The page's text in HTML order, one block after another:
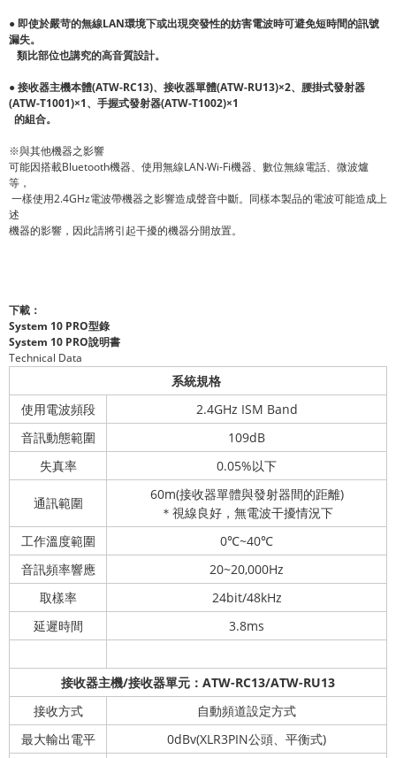
● 即使於嚴苛的無線LAN環境下或出現突發性的妨害電波時可避免短時間的訊號
漏失。
類比部位也講究的高音質設計。
● 接收器主機本體(ATW-RC13)、接收器單體(ATW-RU13)×2、腰掛式發射器
(ATW-T1001)×1、 手握式發射器(ATW-T1002)×1
的組合。
※與其他機器之影響
可能因搭載Bluetooth機器、使用無線LAN‧Wi-Fi機器、數位無線電話、微波爐
等，
一樣使用2.4GHz電波帶機器之影響造成聲音中斷。同樣本製品的電波可能造成上
述
機器的影響，因此請將引起干擾的機器分開放置。
下載：
System 10 PRO型錄
System 10 PRO說明書
Technical Data
系統規格
使用電波頻段
2.4GHz ISM Band
音訊動態範圍
109dB
失真率
0.05%以下
通訊範圍
60m(接收器單體與發射器間的距離)
＊視線良好，無電波干擾情況下
工作溫度範圍
0℃~40℃
音訊頻率響應
20~20,000Hz
取樣率
24bit/48kHz
延遲時間
3.8ms
接收器主機/接收器單元：ATW-RC13/ATW-RU13
接收方式
自動頻道設定方式
最大輸出電平
0dBv(XLR3PIN公頭、平衡式)